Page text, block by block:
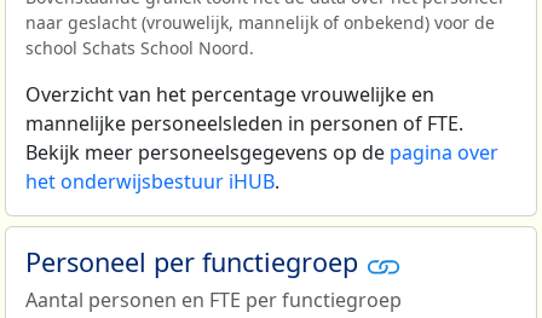
naar geslacht (vrouwelijk, mannelijk of onbekend) voor de
school Schats School Noord.
Overzicht van het percentage vrouwelijke en
mannelijke personeelsleden in personen of FTE.
Bekijk meer personeelsgegevens op de pagina over
het onderwijsbestuur iHUB.
Personeel per functiegroep
Aantal personen en FTE per functiegroep